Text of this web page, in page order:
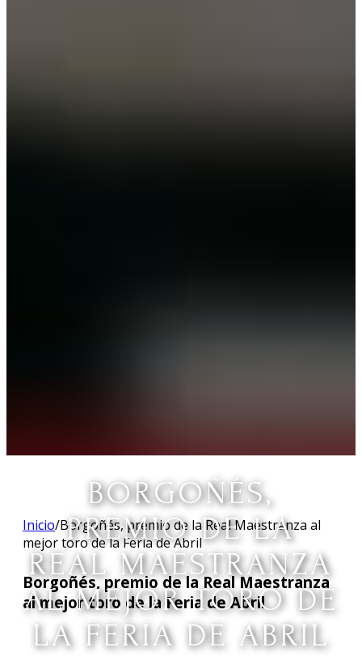
BORGOÑÉS,
PREMIO DE LA
REAL MAESTRANZA
AL MEJOR TORO DE
LA FERIA DE ABRIL
Inicio/Borgoñés, premio de la Real Maestranza al
mejor toro de la Feria de Abril
Borgoñés, premio de la Real Maestranza
al mejor toro de la Feria de Abril